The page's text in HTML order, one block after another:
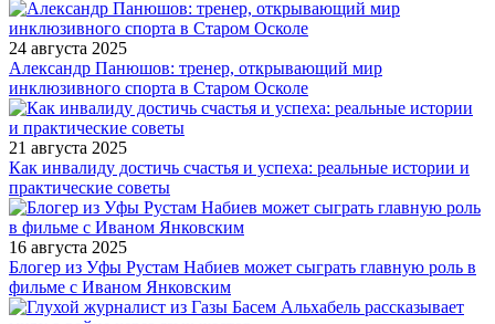
24 августа 2025
Александр Панюшов: тренер, открывающий мир
инклюзивного спорта в Старом Осколе
21 августа 2025
Как инвалиду достичь счастья и успеха: реальные истории и
практические советы
16 августа 2025
Блогер из Уфы Рустам Набиев может сыграть главную роль в
фильме с Иваном Янковским